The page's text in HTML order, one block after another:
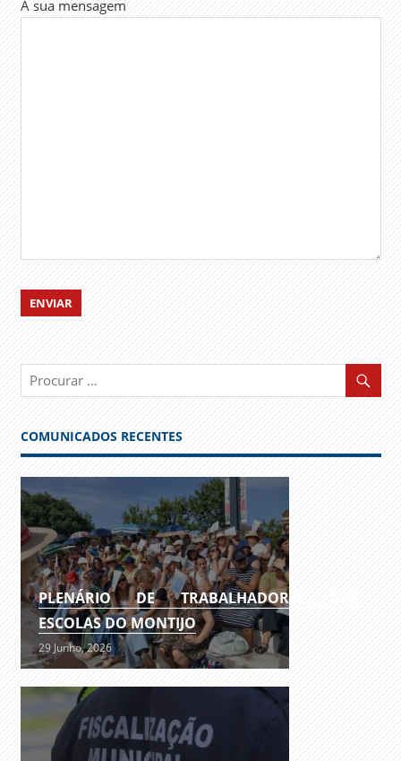
A sua mensagem
COMUNICADOS RECENTES
PLENÁRIO DE TRABALHADORES DAS
ESCOLAS DO MONTIJO
29 Junho, 2026